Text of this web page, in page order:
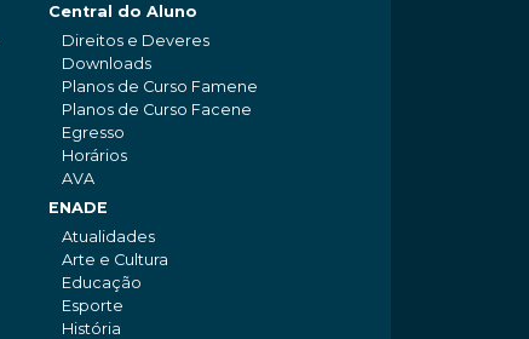
Central do Aluno
Direitos e Deveres
Downloads
Planos de Curso Famene
Planos de Curso Facene
Egresso
Horários
AVA
ENADE
Atualidades
Arte e Cultura
Educação
Esporte
História